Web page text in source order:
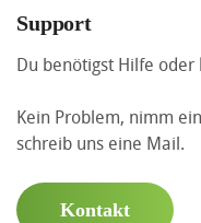
Support
Du benötigst Hilfe oder
Kein Problem, nimm
schreib uns eine Mail.
Kontakt